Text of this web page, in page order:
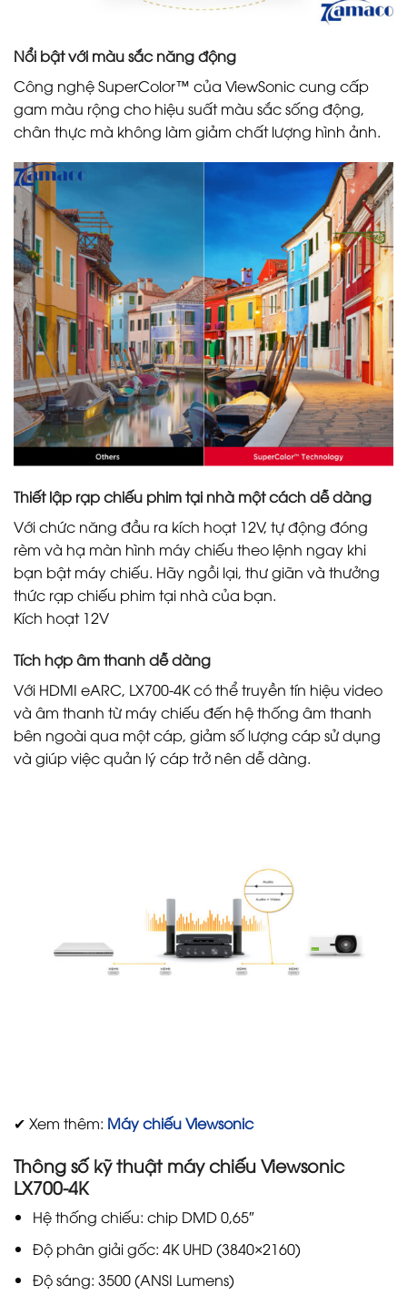
Nổi bật với màu sắc năng động
Công nghệ SuperColor™ của ViewSonic cung cấp
gam màu rộng cho hiệu suất màu sắc sống động,
chân thực mà không làm giảm chất lượng hình ảnh.
Thiết lập rạp chiếu phim tại nhà một cách dễ dàng
Với chức năng đầu ra kích hoạt 12V, tự động đóng
rèm và hạ màn hình máy chiếu theo lệnh ngay khi
bạn bật máy chiếu. Hãy ngồi lại, thư giãn và thưởng
thức rạp chiếu phim tại nhà của bạn.
Kích hoạt 12V
Tích hợp âm thanh dễ dàng
Với HDMI eARC, LX700-4K có thể truyền tín hiệu video
và âm thanh từ máy chiếu đến hệ thống âm thanh
bên ngoài qua một cáp, giảm số lượng cáp sử dụng
và giúp việc quản lý cáp trở nên dễ dàng.
✔ Xem thêm: Máy chiếu Viewsonic
Thông số kỹ thuật máy chiếu Viewsonic
LX700-4K
Hệ thống chiếu: chip DMD 0,65″
Độ phân giải gốc: 4K UHD (3840×2160)
Độ sáng: 3500 (ANSI Lumens)